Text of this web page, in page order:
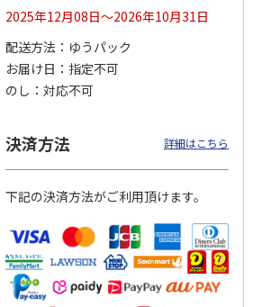
ポムポムプリン30th
ション
4,950円
(送料別・税込)
リラックマ／クリア
2025年12月08日～2026年10月31日
配送方法
ゆうパック
お届け日
指定不可
のし
対応不可
決済方法 詳細はこちら
下記の決済方法がご利用頂けます。